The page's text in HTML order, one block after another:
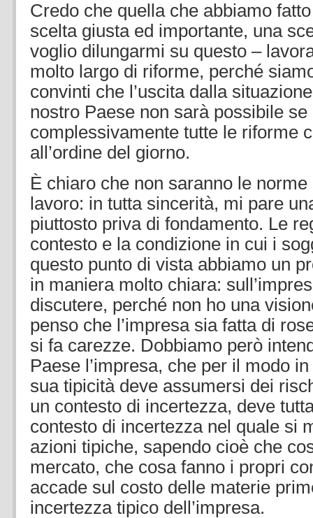
Credo che quella che abbiamo
scelta giusta ed importante, una
voglio dilungarmi su questo –
molto largo di riforme, perché
convinti che l’uscita dalla
nostro Paese non sarà possibile
complessivamente tutte le riforme
all’ordine del giorno.
È chiaro che non saranno le
lavoro: in tutta sincerità, mi pare
piuttosto priva di fondamento. Le
contesto e la condizione in cui i
questo punto di vista abbiamo un
in maniera molto chiara:
discutere, perché non ho una
penso che l’impresa sia fatta di
si fa carezze. Dobbiamo però
Paese l’impresa, che per il modo
sua tipicità deve assumersi dei
un contesto di incertezza, deve
contesto di incertezza nel quale si
azioni tipiche, sapendo cioè che
mercato, che cosa fanno i propri
accade sul costo delle materie
incertezza tipico dell’impresa.